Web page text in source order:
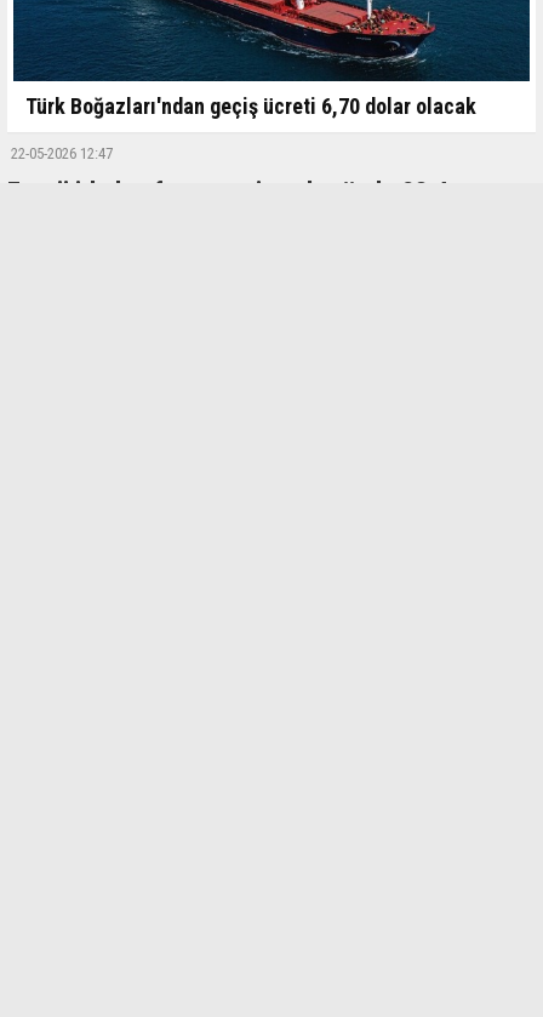
Türk Boğazları'ndan geçiş ücreti 6,70 dolar olacak
22-05-2026 12:47
Enerji ithalatı faturası nisanda yüzde 28,4 arttı